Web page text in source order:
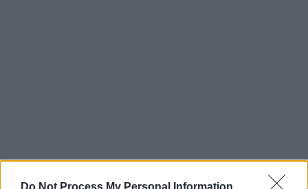
Do Not Process My Personal Information